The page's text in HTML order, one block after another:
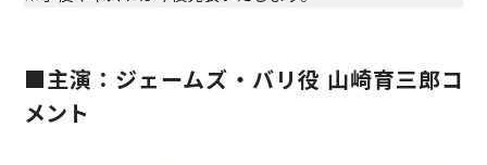
■主演： ジェームズ・バリ役 山崎育三郎コ
メント